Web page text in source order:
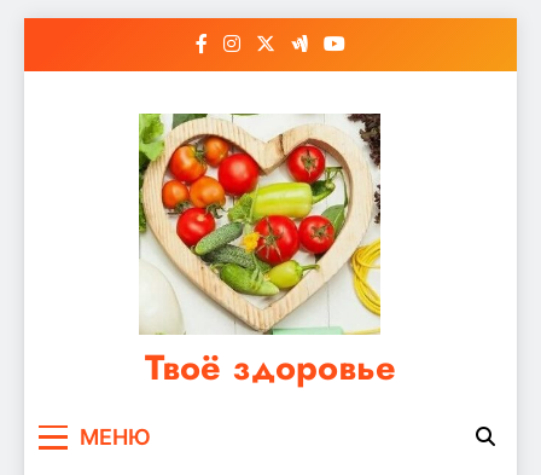
Твоё здоровье
мужском здоровье
МЕНЮ